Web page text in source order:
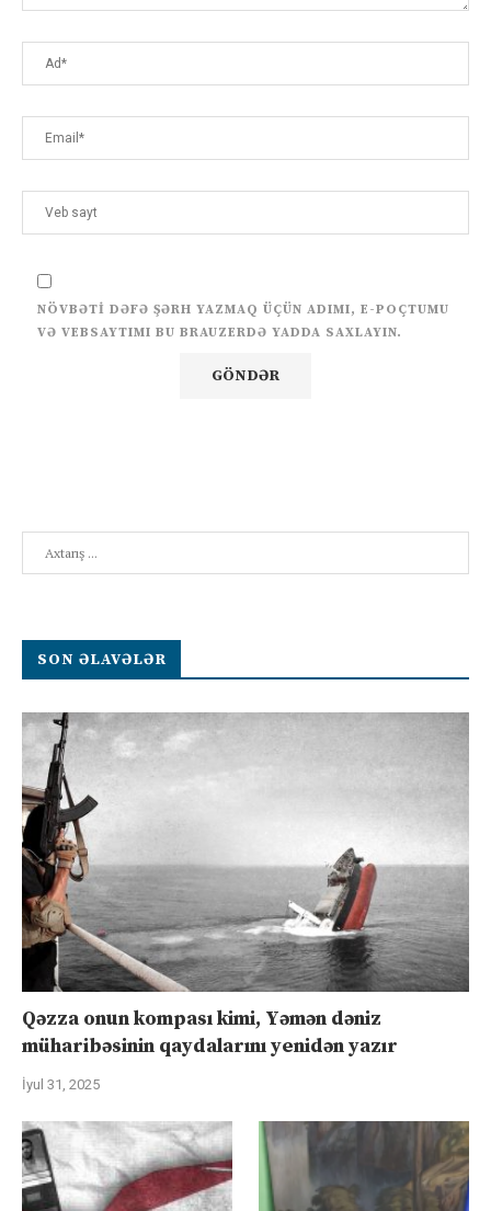
NÖVBƏTI DƏFƏ ŞƏRH YAZMAQ ÜÇÜN ADIMI, E-POÇTUMU
VƏ VEBSAYTIMI BU BRAUZERDƏ YADDA SAXLAYIN.
SON ƏLAVƏLƏR
Qəzza onun kompası kimi, Yəmən dəniz
müharibəsinin qaydalarını yenidən yazır
İyul 31, 2025